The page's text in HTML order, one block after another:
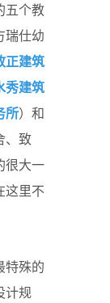
五个教
瑞仕幼
正建筑
秀建筑
所）和
、致
很大一
这里不
特殊的
计规